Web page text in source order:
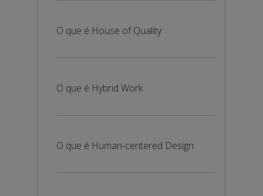
O que é House of Quality
O que é Hybrid Work
O que é Human-centered Design